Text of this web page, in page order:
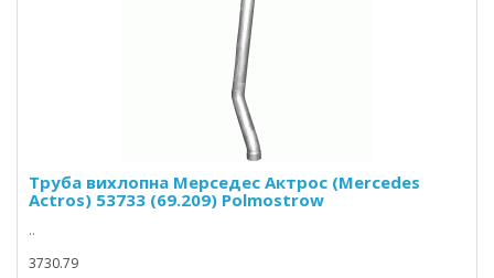
Труба вихлопна Мерседес Актрос (Mercedes
Actros) 53733 (69.209) Polmostrow
..
3730.79